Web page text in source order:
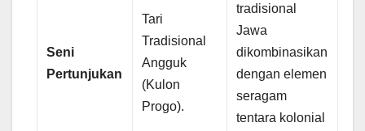
Seni
Pertunjukan
Tari
Tradisional
Angguk
(Kulon
Progo).
tradisional
Jawa
dikombinasikan
dengan elemen
seragam
tentara kolonial